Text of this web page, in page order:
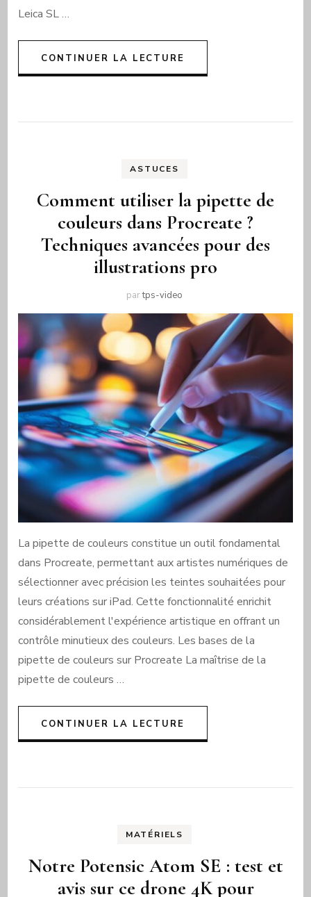
Leica SL …
CONTINUER LA LECTURE
ASTUCES
Comment utiliser la pipette de
couleurs dans Procreate ?
Techniques avancées pour des
illustrations pro
partps-video
La pipette de couleurs constitue un outil fondamental
dans Procreate, permettant aux artistes numériques de
sélectionner avec précision les teintes souhaitées pour
leurs créations sur iPad. Cette fonctionnalité enrichit
considérablement l'expérience artistique en offrant un
contrôle minutieux des couleurs. Les bases de la
pipette de couleurs sur Procreate La maîtrise de la
pipette de couleurs …
CONTINUER LA LECTURE
MATÉRIELS
Notre Potensic Atom SE : test et
avis sur ce drone 4K pour